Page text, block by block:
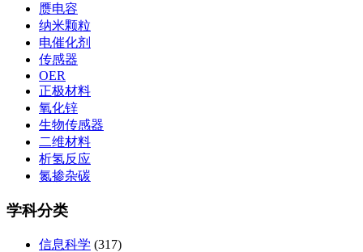
赝电容
纳米颗粒
电催化剂
传感器
OER
正极材料
氧化锌
生物传感器
二维材料
析氢反应
氮掺杂碳
学科分类
信息科学 (317)